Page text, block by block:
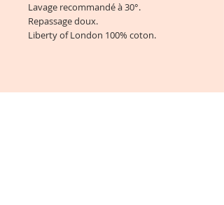
Lavage recommandé à 30°.
Repassage doux.
Liberty of London 100% coton.